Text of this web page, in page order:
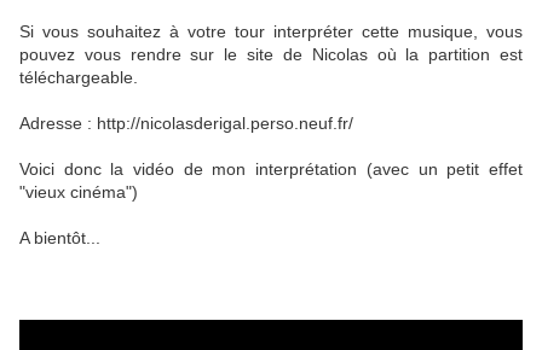
Si vous souhaitez à votre tour interpréter cette musique, vous
pouvez vous rendre sur le site de Nicolas où la partition est
téléchargeable.
Adresse : http://nicolasderigal.perso.neuf.fr/
Voici donc la vidéo de mon interprétation (avec un petit effet
"vieux cinéma")
A bientôt...